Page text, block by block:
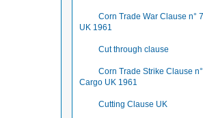
Corn Trade War Clause n°
UK 1961
Cut through clause
Corn Trade Strike Clause
Cargo UK 1961
Cutting Clause UK